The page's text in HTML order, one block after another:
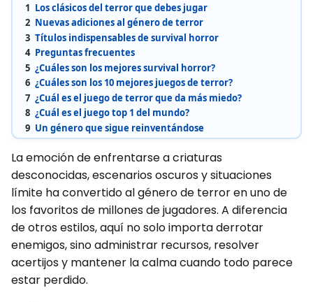
1 Los clásicos del terror que debes jugar
2 Nuevas adiciones al género de terror
3 Títulos indispensables de survival horror
4 Preguntas frecuentes
5 ¿Cuáles son los mejores survival horror?
6 ¿Cuáles son los 10 mejores juegos de terror?
7 ¿Cuál es el juego de terror que da más miedo?
8 ¿Cuál es el juego top 1 del mundo?
9 Un género que sigue reinventándose
La emoción de enfrentarse a criaturas
desconocidas, escenarios oscuros y situaciones
límite ha convertido al género de terror en uno de
los favoritos de millones de jugadores. A diferencia
de otros estilos, aquí no solo importa derrotar
enemigos, sino administrar recursos, resolver
acertijos y mantener la calma cuando todo parece
estar perdido.